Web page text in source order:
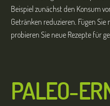
Beispiel zunächst den Konsum
Getränken reduzieren. Fügen
probieren Sie neue Rezepte für
PALEO-